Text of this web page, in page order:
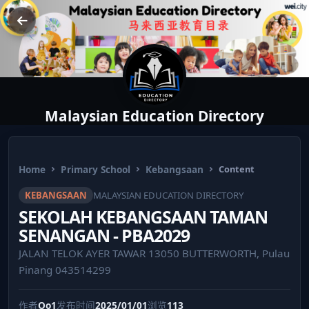
Malaysian Education Directory
Home Primary School Kebangsaan Content
KEBANGSAAN MALAYSIAN EDUCATION DIRECTORY
SEKOLAH KEBANGSAAN TAMAN
SENANGAN - PBA2029
JALAN TELOK AYER TAWAR 13050 BUTTERWORTH, Pulau
Pinang 043514299
作者Oo1发布时间2025/01/01浏览113